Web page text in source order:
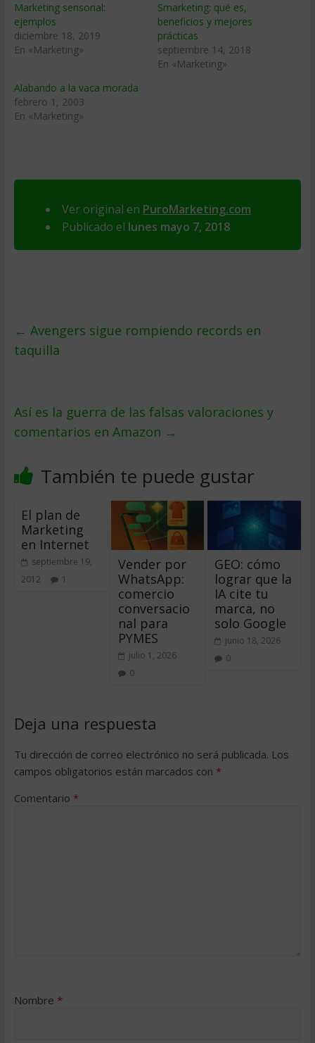
Marketing sensorial:
ejemplos
diciembre 18, 2019
En «Marketing»
Smarketing: qué es,
beneficios y mejores
prácticas
septiembre 14, 2018
En «Marketing»
Alabando a la vaca morada
febrero 1, 2003
En «Marketing»
Ver original en PuroMarketing.com
Publicado el lunes mayo 7, 2018
← Avengers sigue rompiendo records en
taquilla
Así es la guerra de las falsas valoraciones y
comentarios en Amazon →
También te puede gustar
El plan de
Marketing
en Internet
septiembre 19,
2012
1
Vender por
WhatsApp:
comercio
conversacio
nal para
PYMES
julio 1, 2026
0
GEO: cómo
lograr que la
IA cite tu
marca, no
solo Google
junio 18, 2026
0
Deja una respuesta
Tu dirección de correo electrónico no será publicada. Los
campos obligatorios están marcados con *
Comentario *
Nombre *